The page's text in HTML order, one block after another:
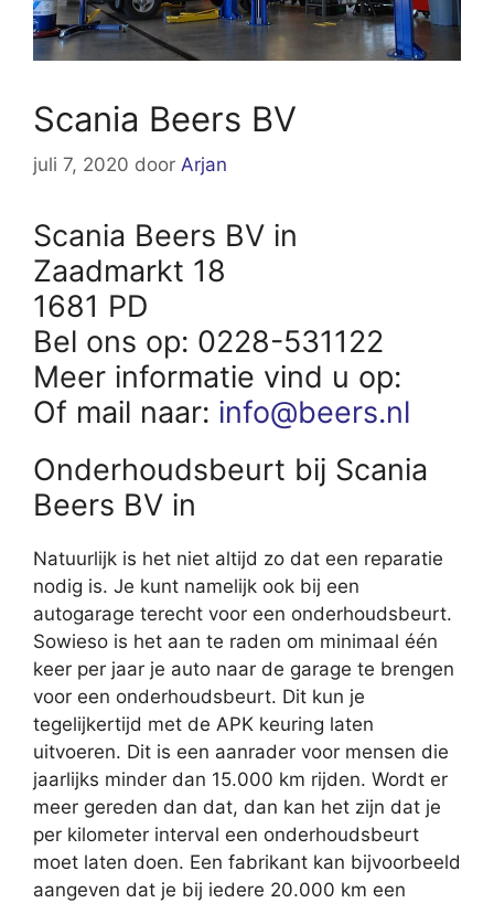
Scania Beers BV
juli 7, 2020 door Arjan
Scania Beers BV in
Zaadmarkt 18
1681 PD
Bel ons op: 0228-531122
Meer informatie vind u op:
Of mail naar: info@beers.nl
Onderhoudsbeurt bij Scania
Beers BV in
Natuurlijk is het niet altijd zo dat een reparatie
nodig is. Je kunt namelijk ook bij een
autogarage terecht voor een onderhoudsbeurt.
Sowieso is het aan te raden om minimaal één
keer per jaar je auto naar de garage te brengen
voor een onderhoudsbeurt. Dit kun je
tegelijkertijd met de APK keuring laten
uitvoeren. Dit is een aanrader voor mensen die
jaarlijks minder dan 15.000 km rijden. Wordt er
meer gereden dan dat, dan kan het zijn dat je
per kilometer interval een onderhoudsbeurt
moet laten doen. Een fabrikant kan bijvoorbeeld
aangeven dat je bij iedere 20.000 km een